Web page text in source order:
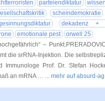
parteiendiktatur
scheindemokratie
dekadenz +
emotionale pest
orwell 25
–
die srRNA-Injektion. Die
Immunologe Prof. Dr. Stefan
an mRNA … ... mehr auf absurd-